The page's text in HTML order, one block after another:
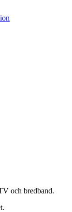
och bredband.